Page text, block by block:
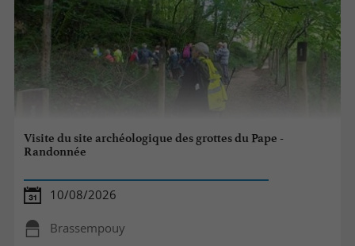
Visite du site archéologique des grottes du Pape -
Randonnée
10/08/2026
Brassempouy